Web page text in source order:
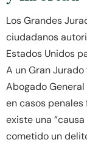
Los Grandes
ciudadanos
Estados Unidos
A un Gran
Abogado General
en casos
existe una
cometido un